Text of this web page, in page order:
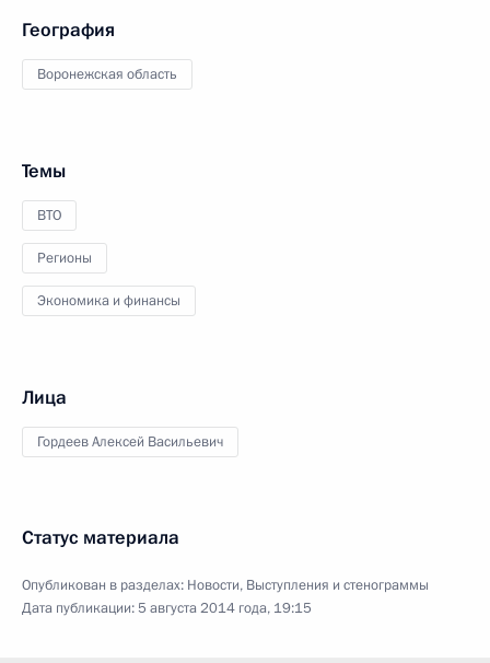
География
Воронежская область
Темы
ВТО
Регионы
Экономика и финансы
Лица
Гордеев Алексей Васильевич
Статус материала
Опубликован в разделах: Новости, Выступления и стенограммы
Дата публикации:5 августа 2014 года, 19:15